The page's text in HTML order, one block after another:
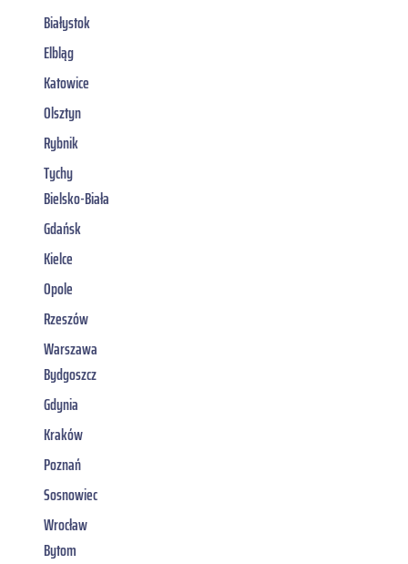
Białystok
Elbląg
Katowice
Olsztyn
Rybnik
Tychy
Bielsko-Biała
Gdańsk
Kielce
Opole
Rzeszów
Warszawa
Bydgoszcz
Gdynia
Kraków
Poznań
Sosnowiec
Wrocław
Bytom